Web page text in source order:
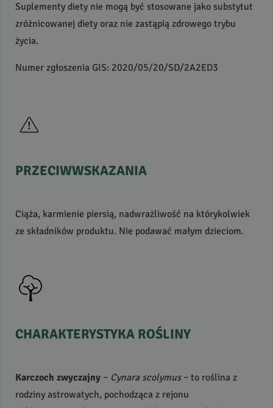
Suplementy diety nie mogą być stosowane jako substytut
zróżnicowanej diety oraz nie zastąpią zdrowego trybu
życia.
Numer zgłoszenia GIS: 2020/05/20/SD/2A2ED3
PRZECIWWSKAZANIA
Ciąża, karmienie piersią, nadwrażliwość na którykolwiek
ze składników produktu. Nie podawać małym dzieciom.
CHARAKTERYSTYKA ROŚLINY
Karczoch zwyczajny – Cynara scolymus– to roślina z
rodziny astrowatych, pochodząca z rejonu